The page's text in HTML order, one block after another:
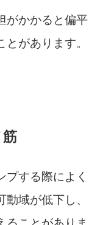
がかかると偏平
があります。
筋
プする際によく
域が低下し、
ることがありま